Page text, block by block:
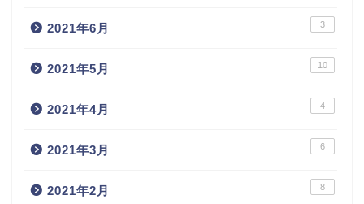
2021年6月 3
2021年5月 10
2021年4月 4
2021年3月 6
2021年2月 8